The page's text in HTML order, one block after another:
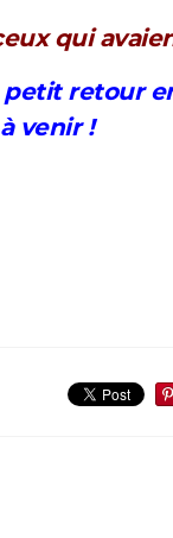
qui
retour
venir !